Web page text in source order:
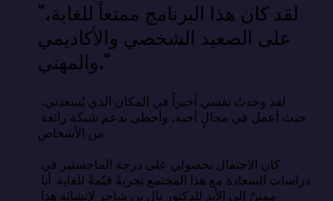
"لقد كان هذا البرنامج ممتعاً للغاية،
على الصعيد الشخصي والأكاديمي
والمهني."
من الأشخاص.